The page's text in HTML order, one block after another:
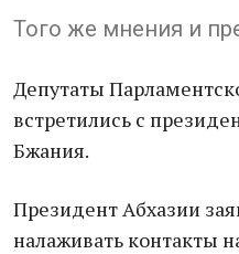
Того же мнения и
Депутаты
встретились с
Бжания.
Президент Абхазии
налаживать контакты